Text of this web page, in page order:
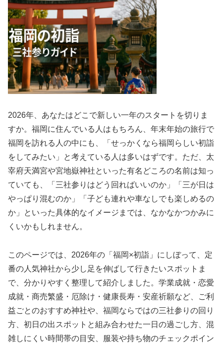
2026年、あなたはどこで新しい一年のスタートを切りま
すか。福岡に住んでいる人はもちろん、年末年始の旅行で
福岡を訪れる人の中にも、「せっかくなら福岡らしい初詣
をしてみたい」と考えている人は多いはずです。ただ、太
宰府天満宮や宮地嶽神社といった有名どころの名前は知っ
ていても、「三社参りはどう回ればいいのか」「三が日は
やっぱり混むのか」「子ども連れや車なしでも楽しめるの
か」といった具体的なイメージまでは、なかなかつかみに
くいかもしれません。
このページでは、2026年の「福岡×初詣」にしぼって、定
番の人気神社から少し足を伸ばして行きたいスポットま
で、分かりやすく整理して紹介しました。学業成就・恋愛
成就・商売繁盛・厄除け・健康長寿・安産祈願など、ご利
益ごとのおすすめ神社や、福岡ならではの三社参りの回り
方、初日の出スポットと組み合わせた一日の過ごし方、混
雑しにくい時間帯の目安、服装や持ち物のチェックポイン